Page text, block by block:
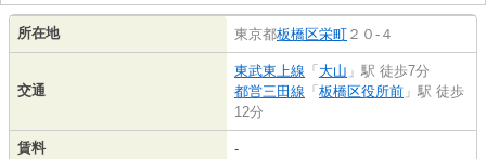
所在地 東京都板橋区栄町 ２０-４
交通
東武東上線 「 大山 」駅 徒歩7分
都営三田線 「 板橋区役所前 」駅 徒歩
12分
賃料 -